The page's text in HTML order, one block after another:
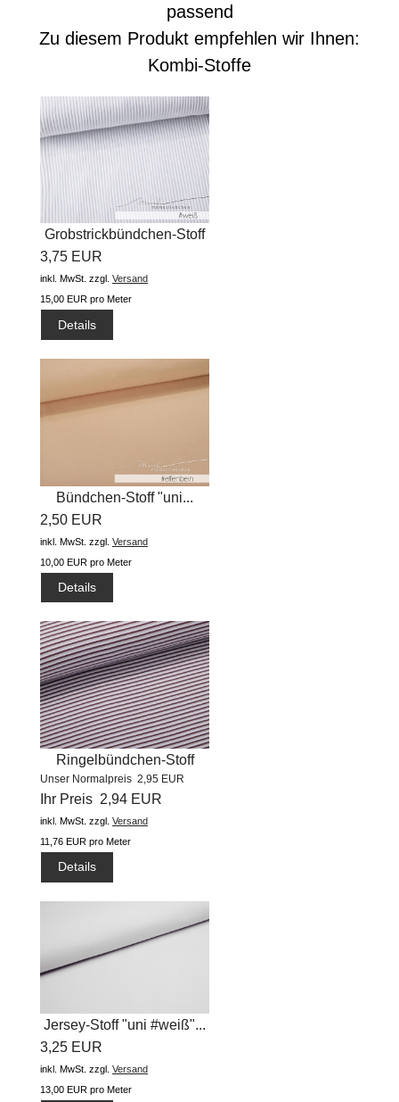
passend
Zu diesem Produkt empfehlen wir Ihnen:
Kombi-Stoffe
Grobstrickbündchen-Stoff
3,75 EUR
inkl. MwSt. zzgl. Versand
15,00 EUR pro Meter
Details
Bündchen-Stoff "uni...
2,50 EUR
inkl. MwSt. zzgl. Versand
10,00 EUR pro Meter
Details
Ringelbündchen-Stoff
Trio"...
Unser Normalpreis 2,95 EUR
Ihr Preis 2,94 EUR
inkl. MwSt. zzgl. Versand
11,76 EUR pro Meter
Details
Jersey-Stoff "uni #weiß"...
3,25 EUR
inkl. MwSt. zzgl. Versand
13,00 EUR pro Meter